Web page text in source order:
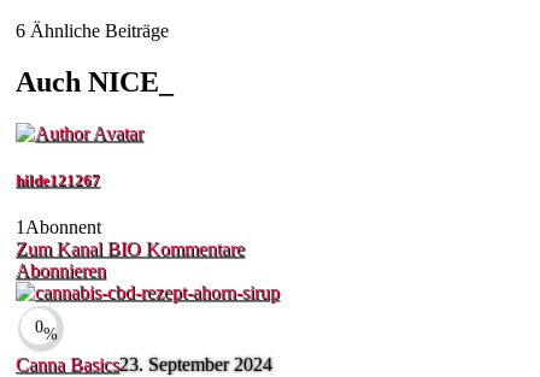
6 Ähnliche Beiträge
Auch NICE_
hilde121267
1 Abonnent
Zum Kanal BIO Kommentare
Abonnieren
0%
Canna Basics23. September 2024